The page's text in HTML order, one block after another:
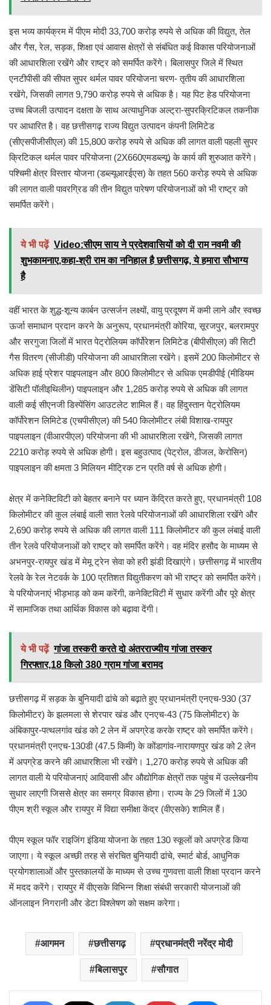
इस भव्य कार्यक्रम में पीएम मोदी 33,700 करोड़ रुपये से अधिक की विद्युत, तेल
और गैस, रेल, सड़क, शिक्षा एवं आवास क्षेत्रों से संबंधित कई विकास परियोजनाओं
की आधारशिला रखेंगे और राष्ट्र को समर्पित करेंगे। बिलासपुर जिले में स्थित
एनटीपीसी की सीपत सुपर थर्मल पावर परियोजना चरण- तृतीय की आधारशिला
रखेंगे, जिसकी लागत 9,790 करोड़ रुपये से अधिक है। यह पिट हेड परियोजना
उच्च बिजली उत्पादन दक्षता के साथ अत्याधुनिक अल्ट्रा-सुपरक्रिटिकल तकनीक
पर आधारित है। वह छत्तीसगढ़ राज्य विद्युत उत्पादन कंपनी लिमिटेड
(सीएसपीजीसीएल) की 15,800 करोड़ रुपये से अधिक की लागत वाली पहली सुपर
क्रिटिकल थर्मल पावर परियोजना (2X660एमडब्ल्यू) के कार्य की शुरुआत करेंगे।
पश्चिमी क्षेत्र विस्तार योजना (डब्ल्यूआरईएस) के तहत 560 करोड़ रुपये से अधिक
की लागत वाली पावरग्रिड की तीन विद्युत पारेषण परियोजनाओं को भी राष्ट्र को
समर्पित करेंगे।
ये भी पढ़ें Video:सीएम साय ने प्रदेशवासियों को दी राम नवमी की
शुभकामनाए,कहा-श्री राम का ननिहाल है छत्तीसगढ़, ये हमारा सौभाग्य
है
वहीं भारत के शुद्ध-शून्य कार्बन उत्सर्जन लक्ष्यों, वायु प्रदूषण में कमी लाने और स्वच्छ
ऊर्जा समाधान प्रदान करने के अनुरूप, प्रधानमंत्री कोरिया, सूरजपुर, बलरामपुर
और सरगुजा जिलों में भारत पेट्रोलियम कॉर्पोरेशन लिमिटेड (बीपीसीएल) की सिटी
गैस वितरण (सीजीडी) परियोजना की आधारशिला रखेंगे। इसमें 200 किलोमीटर से
अधिक हाई प्रेशर पाइपलाइन और 800 किलोमीटर से अधिक एमडीपीई (मीडियम
डेंसिटी पॉलीइथिलीन) पाइपलाइन और 1,285 करोड़ रुपये से अधिक की लागत
वाली कई सीएनजी डिस्पेंसिंग आउटलेट शामिल हैं। वह हिंदुस्तान पेट्रोलियम
कॉर्पोरेशन लिमिटेड (एचपीसीएल) की 540 किलोमीटर लंबी विशाख-रायपुर
पाइपलाइन (वीआरपीएल) परियोजना की भी आधारशिला रखेंगे, जिसकी लागत
2210 करोड़ रुपये से अधिक होगी। इस बहुउत्पाद (पेट्रोल, डीजल, केरोसिन)
पाइपलाइन की क्षमता 3 मिलियन मीट्रिक टन प्रति वर्ष से अधिक होगी।
क्षेत्र में कनेक्टिविटी को बेहतर बनाने पर ध्यान केंद्रित करते हुए, प्रधानमंत्री 108
किलोमीटर की कुल लंबाई वाली सात रेलवे परियोजनाओं की आधारशिला रखेंगे और
2,690 करोड़ रुपये से अधिक की लागत वाली 111 किलोमीटर की कुल लंबाई वाली
तीन रेलवे परियोजनाओं को राष्ट्र को समर्पित करेंगे। वह मंदिर हसौद के माध्यम से
अभनपुर-रायपुर खंड में मेमू ट्रेन सेवा को हरी झंडी दिखाएंगे। छत्तीसगढ़ में भारतीय
रेलवे के रेल नेटवर्क के 100 प्रतिशत विद्युतीकरण को भी राष्ट्र को समर्पित करेंगे।
ये परियोजनाएं भीड़भाड़ को कम करेंगी, कनेक्टिविटी में सुधार करेंगी और पूरे क्षेत्र
में सामाजिक तथा आर्थिक विकास को बढ़ावा देंगी।
ये भी पढ़ें गांजा तस्करी करते दो अंतरराज्यीय गांजा तस्कर
गिरफ्तार,18 किलो 380 ग्राम गांजा बरामद
छत्तीसगढ़ में सड़क के बुनियादी ढांचे को बढ़ाते हुए प्रधानमंत्री एनएच-930 (37
किलोमीटर) के झलमला से शेरपार खंड और एनएच-43 (75 किलोमीटर) के
अंबिकापुर-पत्थलगांव खंड को 2 लेन में अपग्रेड करके राष्ट्र को समर्पित करेंगे।
प्रधानमंत्री एनएच-130डी (47.5 किमी) के कोंडागांव-नारायणपुर खंड को 2 लेन
में अपग्रेड करने की आधारशिला भी रखेंगे। 1,270 करोड़ रुपये से अधिक की
लागत वाली ये परियोजनाएं आदिवासी और औद्योगिक क्षेत्रों तक पहुंच में उल्लेखनीय
सुधार लाएगी जिससे क्षेत्र का समग्र विकास होगा। राज्य के 29 जिलों में 130
पीएम श्री स्कूल और रायपुर में विद्या समीक्षा केंद्र (वीएसके) शामिल हैं।
पीएम स्कूल फॉर राइजिंग इंडिया योजना के तहत 130 स्कूलों को अपग्रेड किया
जाएगा। ये स्कूल अच्छी तरह से संरचित बुनियादी ढांचे, स्मार्ट बोर्ड, आधुनिक
प्रयोगशालाओं और पुस्तकालयों के माध्यम से उच्च गुणवत्ता वाली शिक्षा प्रदान करने
में मदद करेंगे। रायपुर में वीएसके विभिन्न शिक्षा संबंधी सरकारी योजनाओं की
ऑनलाइन निगरानी और डेटा विश्लेषण को सक्षम करेगा।
आगमन छत्तीसगढ़ प्रधानमंत्री नरेंद्र मोदी
बिलासपुर सौगात